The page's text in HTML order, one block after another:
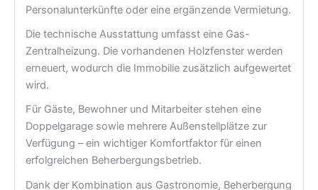
Personalunterkünfte oder eine ergänzende Vermietung.
Die technische Ausstattung umfasst eine Gas-
Zentralheizung. Die vorhandenen Holzfenster werden
erneuert, wodurch die Immobilie zusätzlich aufgewertet
wird.
Für Gäste, Bewohner und Mitarbeiter stehen eine
Doppelgarage sowie mehrere Außenstellplätze zur
Verfügung – ein wichtiger Komfortfaktor für einen
erfolgreichen Beherbergungsbetrieb.
Dank der Kombination aus Gastronomie, Beherbergung